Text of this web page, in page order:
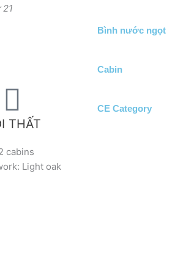
THẤT
cabins
Light oak
Bình nước ngọt
Cabin
CE Category